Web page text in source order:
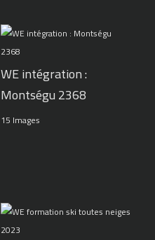
WE intégration :
Montségu 2368
15 Images